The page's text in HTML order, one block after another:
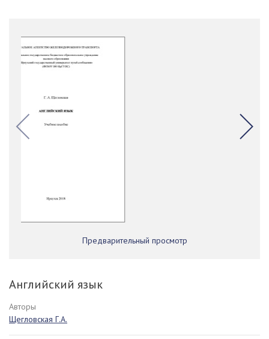
Предварительный просмотр
Английский язык
Авторы
Щегловская Г.А.